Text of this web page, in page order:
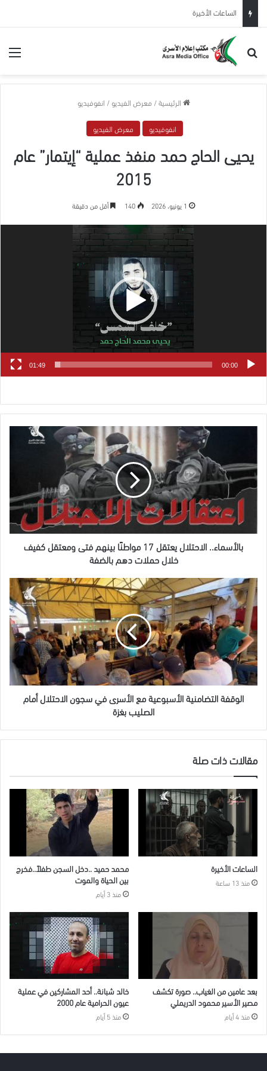
الساعات الأخيرة
بحث عن
الرئيسية/ معرض الفيديو / انفوفيديو
انفوفيديو معرض الفيديو
يحيى الحاج حمد منفذ عملية “إيتمار” عام
2015
1 يونيو، 2026 140 أقل من دقيقة
مشغل
00:00
01:49
17
مواطنًا
بينهم
ومعتقل
كفيف
بالضفة
بالأسماء.. الاحتلال يعتقل 17 مواطنًا بينهم فتى ومعتقل كفيف
خلال حملات دهم بالضفة
الوقفة
التضامنية
الأسبوعية
مع
الأسرى
في
سجون
الاحتلال
أمام
الصليبالوقفة التضامنية الأسبوعية مع الأسرى في سجون الاحتلال أمام
الصليب بغزة
مقالات ذات صلة
الساعات الأخيرة
منذ 13 ساعة
محمد حميد ..دخل السجن طفلاً..فخرج
بين الحياة والموت
منذ 3 أيام
بعد عامين من الغياب.. صورة تكشف
مصير الأسير محمود الدريملي
منذ 4 أيام
خالد شبانة.. أحد المشاركين في عملية
عيون الحرامية عام 2000
منذ 5 أيام